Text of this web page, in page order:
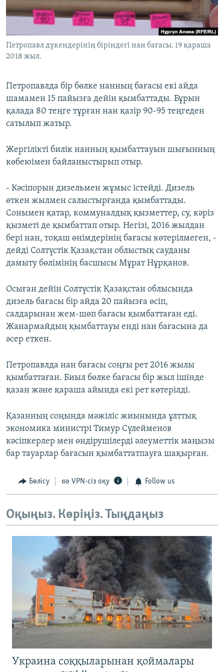
ЖАЗЫЛЫҢЫЗ
Басқа тілдерде
Петропавл дүкендерінің біріндегі нан бағасы. 19 қараша
2018 жыл.
Петропавлда бір бөлке нанның бағасы екі айда
шамамен 15 пайызға дейін қымбаттады. Бұрын
қалада 80 теңге тұрған нан қазір 90-95 теңгеден
сатылып жатыр.
Жергілікті билік нанның қымбаттауын шығынның
көбеюімен байланыстырып отыр.
- Кәсіпорын дизельмен жұмыс істейді. Дизель
өткен жылмен салыстырғанда қымбаттады.
Сонымен қатар, коммуналдық қызметтер, су, кәріз
қызметі де қымбаттап отыр. Негізі, 2016 жылдан
бері нан, тоқаш өнімдерінің бағасы көтерілмеген, -
дейді Солтүстік Қазақстан облыстық сауданы
дамыту бөлімінің басшысы Мұрат Нұрқанов.
Осыған дейін Солтүстік Қазақстан облысында
дизель бағасы бір айда 20 пайызға өсіп,
салдарынан жем-шөп бағасы қымбаттаған еді.
Жанармайдың қымбаттауы енді нан бағасына да
әсер еткен.
Петропавлда нан бағасы соңғы рет 2016 жылы
қымбаттаған. Биыл бөлке бағасы бір жыл ішінде
қазан және қараша айында екі рет көтерілді.
Қазанның соңында мәжіліс жиынында ұлттық
экономика министрі Тимур Сүлейменов
кәсіпкерлер мен өндірушілерді әлеуметтік маңызы
бар тауарлар бағасын қымбаттатпауға шақырған.
Бөлісу VPN-сіз оқу Follow us
Оқыңыз. Көріңіз. Тыңдаңыз
Украина соққыларынан қоймалары